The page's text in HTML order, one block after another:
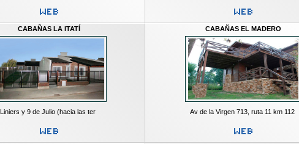
CABAÑAS LA ITATÍ
Liniers y 9 de Julio (hacia las ter
CABAÑAS EL MADERO
Av de la Virgen 713, ruta 11 km 112